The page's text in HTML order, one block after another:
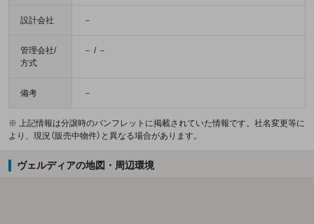
設計会社 －
管理会社/
方式
－ / －
備考 －
※ 上記情報は分譲時のパンフレットに掲載されていた情報です。社名変更等に
より、現況（販売中物件）と異なる場合があります。
ヴェルディアの地図・周辺環境